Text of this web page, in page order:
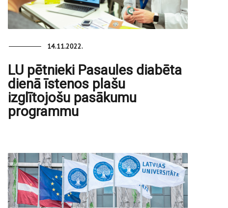
14.11.2022.
LU pētnieki Pasaules diabēta
dienā īstenos plašu
izglītojošu pasākumu
programmu